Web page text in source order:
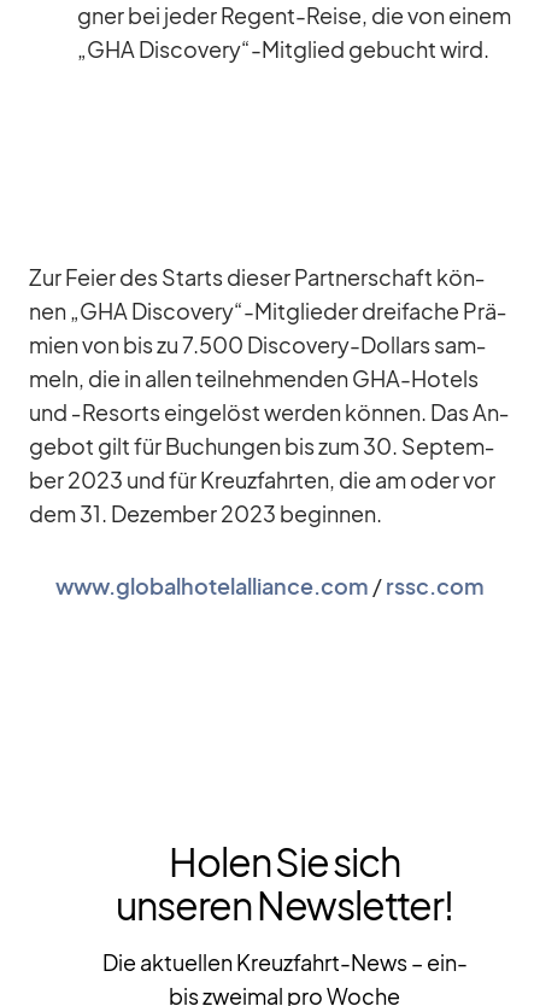
gner bei je­der Re­gent-Reise, die von ei­nem
„GHA Discovery“-Mitglied ge­bucht wird.
Zur Feier des Starts die­ser Part­ner­schaft kön­
nen „GHA Discovery“-Mitglieder drei­fa­che Prä­
mien von bis zu 7.500 Dis­co­very-Dol­lars sam­
meln, die in al­len teil­neh­men­den GHA-Ho­tels
und ‑Re­sorts ein­ge­löst wer­den kön­nen. Das An­
ge­bot gilt für Bu­chun­gen bis zum 30. Sep­tem­
ber 2023 und für Kreuz­fahr­ten, die am oder vor
dem 31. De­zem­ber 2023 be­gin­nen.
www.globalhotelalliance.com /​rssc.com
Holen Sie sich
unseren Newsletter!
Die aktuellen Kreuzfahrt-News – ein-
bis zweimal pro Woche